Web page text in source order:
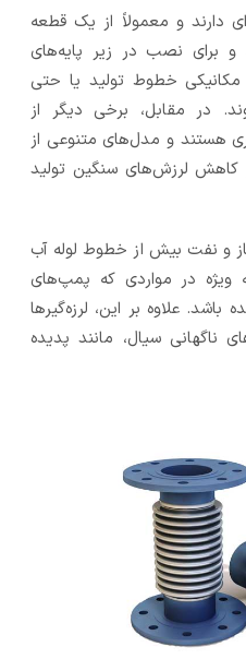
دارند و معمولاً از یک قطعه
و برای نصب در زیر پایه‌های
مکانیکی خطوط تولید یا حتی
در مقابل، برخی دیگر از
هستند و مدل‌های متنوعی از
کاهش لرزش‌های سنگین تولید
و نفت بیش از خطوط لوله آب
ویژه در مواردی که پمپ‌های
علاوه بر این، لرزه‌گیرها
سیال، مانند پدیده